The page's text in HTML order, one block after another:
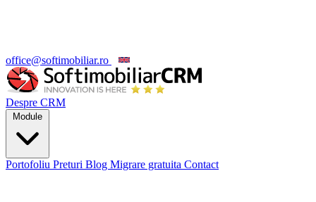
office@softimobiliar.ro
Despre CRM
Module
Portofoliu Preturi Blog Migrare gratuita Contact